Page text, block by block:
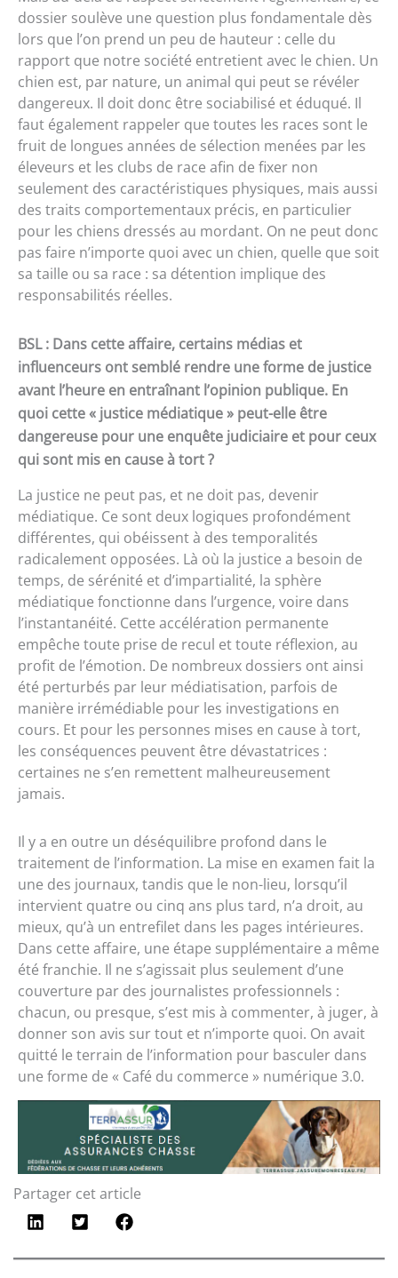
dossier soulève une question plus fondamentale dès
lors que l’on prend un peu de hauteur : celle du
rapport que notre société entretient avec le chien. Un
chien est, par nature, un animal qui peut se révéler
dangereux. Il doit donc être sociabilisé et éduqué. Il
faut également rappeler que toutes les races sont le
fruit de longues années de sélection menées par les
éleveurs et les clubs de race afin de fixer non
seulement des caractéristiques physiques, mais aussi
des traits comportementaux précis, en particulier
pour les chiens dressés au mordant. On ne peut donc
pas faire n’importe quoi avec un chien, quelle que soit
sa taille ou sa race : sa détention implique des
responsabilités réelles.
BSL : Dans cette affaire, certains médias et
influenceurs ont semblé rendre une forme de justice
avant l’heure en entraînant l’opinion publique. En
quoi cette « justice médiatique » peut-elle être
dangereuse pour une enquête judiciaire et pour ceux
qui sont mis en cause à tort ?
La justice ne peut pas, et ne doit pas, devenir
médiatique. Ce sont deux logiques profondément
différentes, qui obéissent à des temporalités
radicalement opposées. Là où la justice a besoin de
temps, de sérénité et d’impartialité, la sphère
médiatique fonctionne dans l’urgence, voire dans
l’instantanéité. Cette accélération permanente
empêche toute prise de recul et toute réflexion, au
profit de l’émotion. De nombreux dossiers ont ainsi
été perturbés par leur médiatisation, parfois de
manière irrémédiable pour les investigations en
cours. Et pour les personnes mises en cause à tort,
les conséquences peuvent être dévastatrices :
certaines ne s’en remettent malheureusement
jamais.
Il y a en outre un déséquilibre profond dans le
traitement de l’information. La mise en examen fait la
une des journaux, tandis que le non-lieu, lorsqu’il
intervient quatre ou cinq ans plus tard, n’a droit, au
mieux, qu’à un entrefilet dans les pages intérieures.
Dans cette affaire, une étape supplémentaire a même
été franchie. Il ne s’agissait plus seulement d’une
couverture par des journalistes professionnels :
chacun, ou presque, s’est mis à commenter, à juger, à
donner son avis sur tout et n’importe quoi. On avait
quitté le terrain de l’information pour basculer dans
une forme de « Café du commerce » numérique 3.0.
Partager cet article